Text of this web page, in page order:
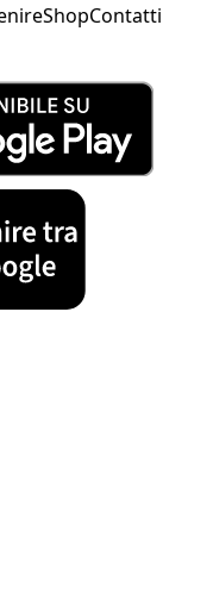
ShopContatti